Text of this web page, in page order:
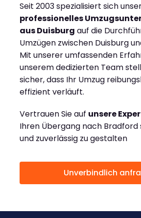
Seit 2003 spezialisiert sich
professionelles
aus Duisburg auf die
Umzügen zwischen Duisburg
Mit unserer umfassenden
unserem dedizierten Team
sicher, dass Ihr Umzug
effizient verläuft.
Vertrauen Sie auf unsere
Ihren Übergang nach
und zuverlässig zu gestalten
Unverbindlich